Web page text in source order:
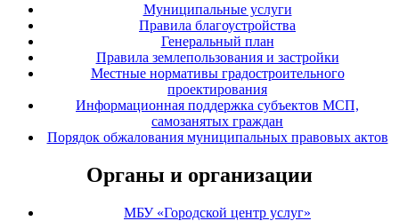
Муниципальные услуги
Правила благоустройства
Генеральный план
Правила землепользования и застройки
Местные нормативы градостроительного
проектирования
Информационная поддержка субъектов МСП,
самозанятых граждан
Порядок обжалования муниципальных правовых актов
Органы и организации
МБУ «Городской центр услуг»